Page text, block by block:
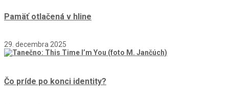
Pamäť otlačená v hline
29. decembra 2025
Čo príde po konci identity?